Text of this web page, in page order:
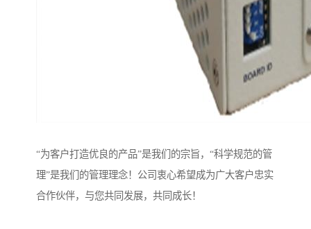
“为客户打造优良的产品”是我们的宗旨，“科学规范的管
理”是我们的管理理念！公司衷心希望成为广大客户忠实
合作伙伴，与您共同发展，共同成长！